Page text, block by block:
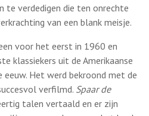
te verdedigen die ten onrechte
van een blank meisje.
voor het eerst in 1960 en
klassiekers uit de Amerikaanse
Het werd bekroond met de
verfilmd. Spaar de
talen vertaald en er zijn